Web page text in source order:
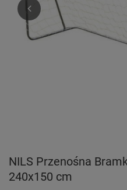
NILS Przenośna
240x150 cm